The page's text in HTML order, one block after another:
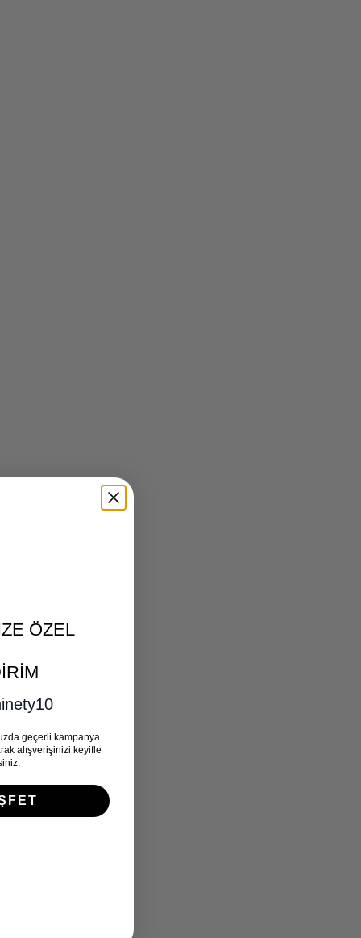
ÖZEL
geçerli kampanya
alışverişinizi keyifle